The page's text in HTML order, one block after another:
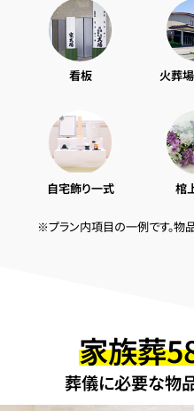
看板 火葬
自宅飾り一式 棺
※プラン内項目の一例です。物
家族葬
葬儀に必要な物